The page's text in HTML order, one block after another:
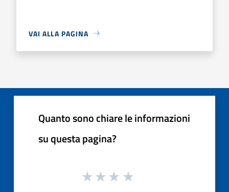
VAI ALLA PAGINA
Quanto sono chiare le informazioni
su questa pagina?